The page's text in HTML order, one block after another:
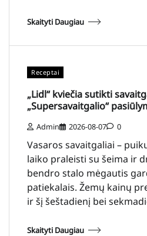
Skaityti Daugiau
Receptai
„Lidl“ kviečia sutikti
„Supersavaitgalio“
Admin 2026-08-07 0
Vasaros savaitgaliai –
laiko praleisti su šeima ir
bendro stalo mėgautis
patiekalais. Žemų kainų
ir šį šeštadienį bei
Skaityti Daugiau